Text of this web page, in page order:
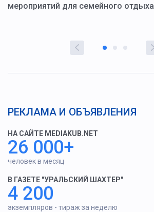
мероприятий для семейного отдыха
РЕКЛАМА И ОБЪЯВЛЕНИЯ
НА САЙТЕ MEDIAKUB.NET
26 000+
человек в месяц
В ГАЗЕТЕ "УРАЛЬСКИЙ ШАХТЕР"
4 200
экземпляров - тираж за неделю